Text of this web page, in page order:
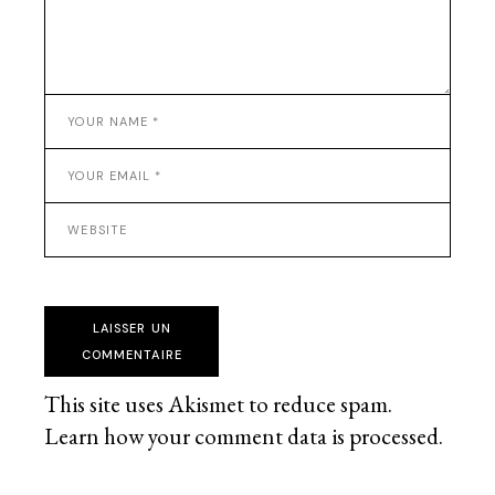
LAISSER UN
COMMENTAIRE
This site uses Akismet to reduce spam.
Learn how your comment data is processed.